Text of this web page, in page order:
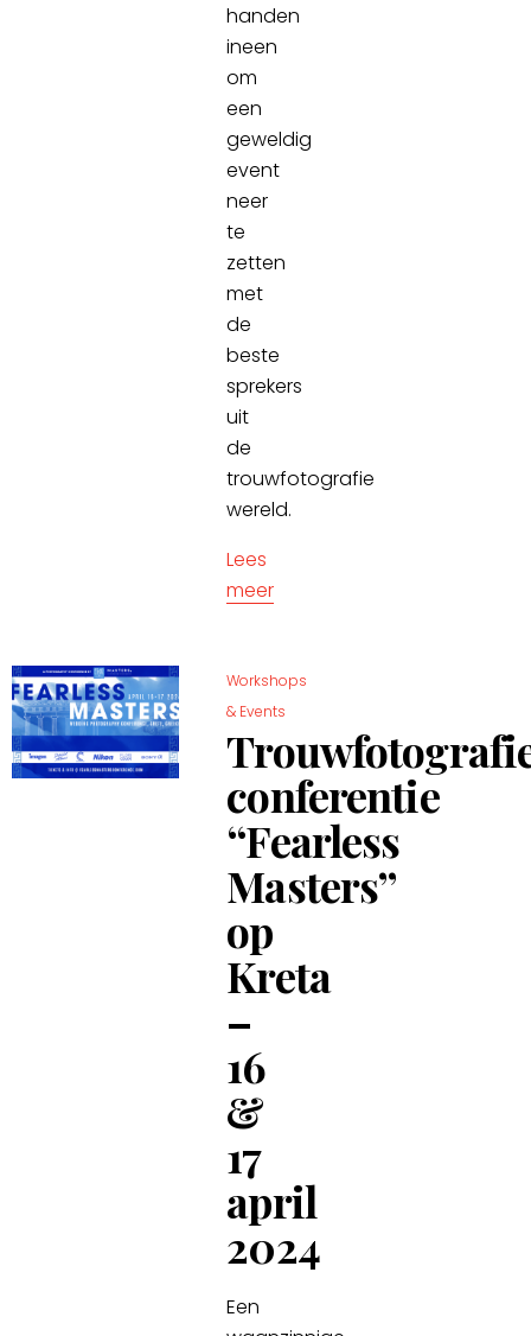
handen
ineen
om
een
geweldig
event
neer
te
zetten
met
de
beste
sprekers
uit
de
trouwfotografie
wereld.
Lees
meer
Workshops
& Events
conferentie
“Fearless
Masters”
op
Kreta
–
16
&
17
april
2024
Een